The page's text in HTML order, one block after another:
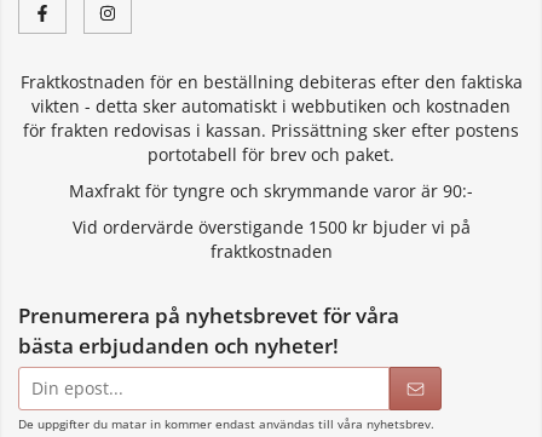
Fraktkostnaden för en beställning debiteras efter den faktiska
vikten - detta sker automatiskt i webbutiken och kostnaden
för frakten redovisas i kassan. Prissättning sker efter postens
portotabell för brev och paket.
Maxfrakt för tyngre och skrymmande varor är 90:-
Vid ordervärde överstigande 1500 kr bjuder vi på
fraktkostnaden
Prenumerera på nyhetsbrevet för våra
bästa erbjudanden och nyheter!
postadress
De uppgifter du matar in kommer endast användas till våra nyhetsbrev.